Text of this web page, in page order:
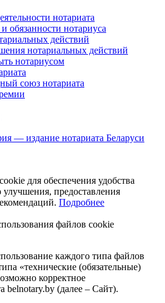
нотариата
обязанности нотариуса
действий
нотариальных действий
нотариусом
союз нотариата
— издание нотариата Беларуси
для обеспечения удобства
улучшения, предоставления
Подробнее
файлов cookie
каждого типа файлов
«технические (обязательные)
корректное
belnotary.by (далее – Сайт).